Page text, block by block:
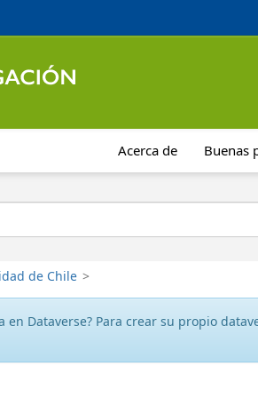
Acerca de Buenas
de Chile >
en Dataverse? Para crear su propio